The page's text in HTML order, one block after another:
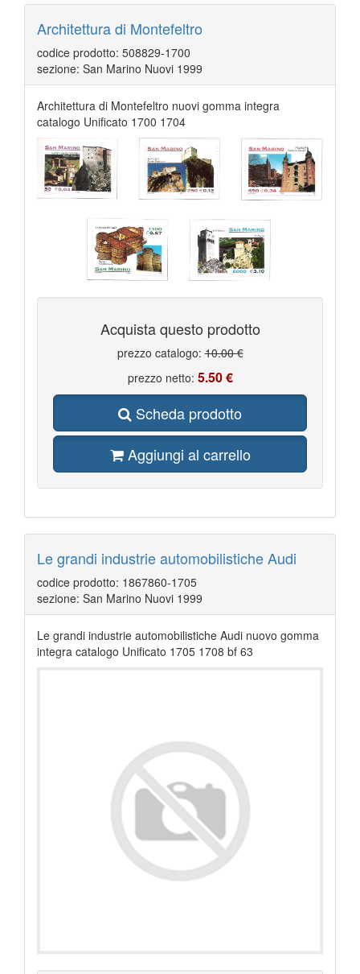
Architettura di Montefeltro
codice prodotto: 508829-1700
sezione: San Marino Nuovi 1999
Architettura di Montefeltro nuovi gomma integra
catalogo Unificato 1700 1704
Acquista questo prodotto
prezzo catalogo:10.00 €
prezzo netto: 5.50 €
Scheda prodotto
Aggiungi al carrello
Le grandi industrie automobilistiche Audi
codice prodotto: 1867860-1705
sezione: San Marino Nuovi 1999
Le grandi industrie automobilistiche Audi nuovo gomma
integra catalogo Unificato 1705 1708 bf 63